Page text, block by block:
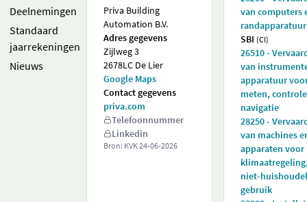
Deelnemingen
Standaard
jaarrekeningen
Nieuws
Priva Building
Automation B.V.
Adres gegevens
Zijlweg 3
2678LC De Lier
Google Maps
Contact gegevens
priva.com
Telefoonnummer
Linkedin
Bron: KVK24-06-2026
van computers
randapparatuur
SBI (CI)
26510 -
van
apparatuur
meten,
navigatie
28250 -
van machines
apparaten voor
niet-
gebruik